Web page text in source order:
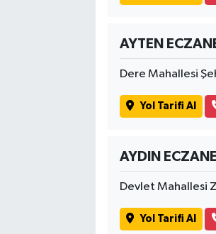
AYTEN
Dere Mahallesi
Yol Tarifi Al
AYDIN
Devlet Mahallesi
Yol Tarifi Al